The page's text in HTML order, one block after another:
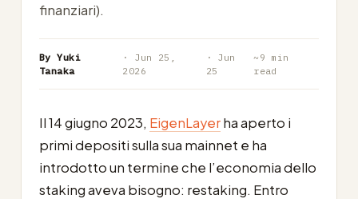
finanziari).
By Yuki
Tanaka
· Jun 25,
2026
· Jun
25
~9 min
read
Il 14 giugno 2023, EigenLayerha aperto i
primi depositi sulla sua mainnet e ha
introdotto un termine che l’economia dello
staking aveva bisogno: restaking. Entro